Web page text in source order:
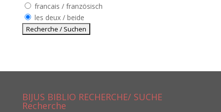
francais / französisch
les deux / beide
BIJUS BIBLIO RECHERCHE/ SUCHE
Recherche